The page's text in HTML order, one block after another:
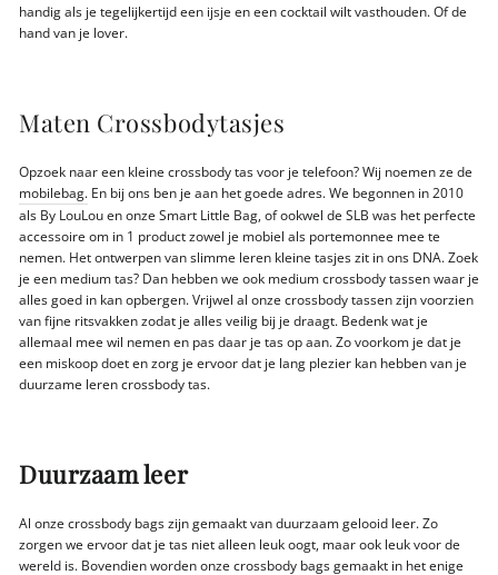
handig als je tegelijkertijd een ijsje en een cocktail wilt vasthouden. Of de
hand van je lover.
Maten Crossbodytasjes
Opzoek naar een kleine crossbody tas voor je telefoon? Wij noemen ze de
mobilebag. En bij ons ben je aan het goede adres. We begonnen in 2010
als By LouLou en onze Smart Little Bag, of ookwel de SLB was het perfecte
accessoire om in 1 product zowel je mobiel als portemonnee mee te
nemen. Het ontwerpen van slimme leren kleine tasjes zit in ons DNA. Zoek
je een medium tas? Dan hebben we ook medium crossbody tassen waar je
alles goed in kan opbergen. Vrijwel al onze crossbody tassen zijn voorzien
van fijne ritsvakken zodat je alles veilig bij je draagt. Bedenk wat je
allemaal mee wil nemen en pas daar je tas op aan. Zo voorkom je dat je
een miskoop doet en zorg je ervoor dat je lang plezier kan hebben van je
duurzame leren crossbody tas.
Duurzaam leer
Al onze crossbody bags zijn gemaakt van duurzaam gelooid leer. Zo
zorgen we ervoor dat je tas niet alleen leuk oogt, maar ook leuk voor de
wereld is. Bovendien worden onze crossbody bags gemaakt in het enige